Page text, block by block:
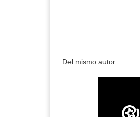
Del mismo autor…